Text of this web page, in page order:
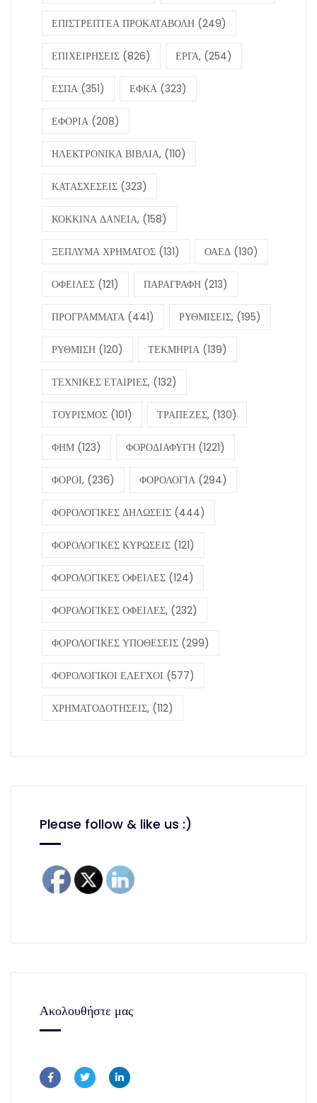
ΕΠΙΣΤΡΕΠΤΕΑ ΠΡΟΚΑΤΑΒΟΛΗ (249)
ΕΠΙΧΕΙΡΗΣΕΙΣ (826) ΕΡΓΑ, (254)
ΕΣΠΑ (351) ΕΦΚΑ (323)
ΕΦΟΡΙΑ (208)
ΗΛΕΚΤΡΟΝΙΚΑ ΒΙΒΛΙΑ, (110)
ΚΑΤΑΣΧΕΣΕΙΣ (323)
ΚΟΚΚΙΝΑ ΔΑΝΕΙΑ, (158)
ΞΕΠΛΥΜΑ ΧΡΗΜΑΤΟΣ (131) ΟΑΕΔ (130)
ΟΦΕΙΛΕΣ (121) ΠΑΡΑΓΡΑΦΗ (213)
ΠΡΟΓΡΑΜΜΑΤΑ (441) ΡΥΘΜΙΣΕΙΣ, (195)
ΡΥΘΜΙΣΗ (120) ΤΕΚΜΗΡΙΑ (139)
ΤΕΧΝΙΚΕΣ ΕΤΑΙΡΙΕΣ, (132)
ΤΟΥΡΙΣΜΟΣ (101) ΤΡΑΠΕΖΕΣ, (130)
ΦΗΜ (123) ΦΟΡΟΔΙΑΦΥΓΗ (1221)
ΦΟΡΟΙ, (236) ΦΟΡΟΛΟΓΙΑ (294)
ΦΟΡΟΛΟΓΙΚΕΣ ΔΗΛΩΣΕΙΣ (444)
ΦΟΡΟΛΟΓΙΚΕΣ ΚΥΡΩΣΕΙΣ (121)
ΦΟΡΟΛΟΓΙΚΕΣ ΟΦΕΙΛΕΣ (124)
ΦΟΡΟΛΟΓΙΚΕΣ ΟΦΕΙΛΕΣ, (232)
ΦΟΡΟΛΟΓΙΚΕΣ ΥΠΟΘΕΣΕΙΣ (299)
ΦΟΡΟΛΟΓΙΚΟΙ ΕΛΕΓΧΟΙ (577)
ΧΡΗΜΑΤΟΔΟΤΗΣΕΙΣ, (112)
Please follow & like us :)
Ακολουθήστε μας